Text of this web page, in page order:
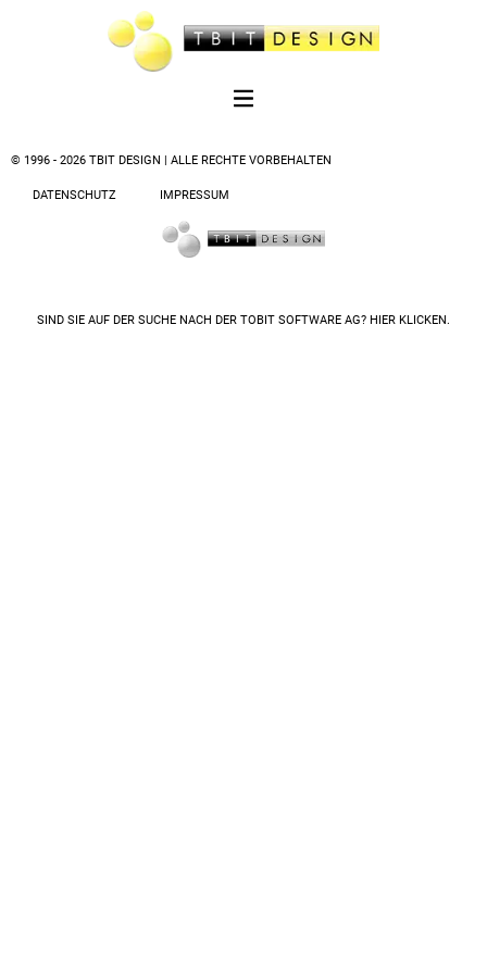
© 1996 - 2026 TBIT DESIGN | ALLE RECHTE VORBEHALTEN
DATENSCHUTZ IMPRESSUM
SIND SIE AUF DER SUCHE NACH DER TOBIT SOFTWARE AG? HIER KLICKEN.